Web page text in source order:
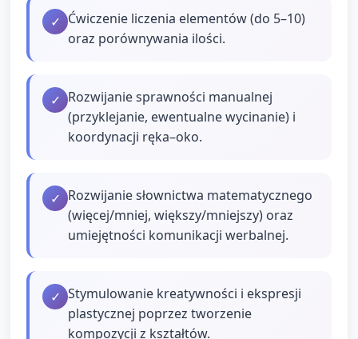
✓ Ćwiczenie liczenia elementów (do 5–10)
oraz porównywania ilości.
✓ Rozwijanie sprawności manualnej
(przyklejanie, ewentualne wycinanie) i
koordynacji ręka–oko.
✓ Rozwijanie słownictwa matematycznego
(więcej/mniej, większy/mniejszy) oraz
umiejętności komunikacji werbalnej.
✓ Stymulowanie kreatywności i ekspresji
plastycznej poprzez tworzenie
kompozycji z kształtów.